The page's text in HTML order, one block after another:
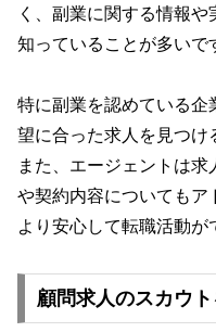
く、副業に関する情報
知っていることが多いで
特に副業を認めている企
望に合った求人を見つけ
また、エージェントは
や契約内容についてもア
より安心して転職活動が
顧問求人のスカウ